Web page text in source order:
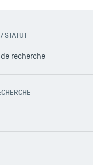
STATUT
recherche